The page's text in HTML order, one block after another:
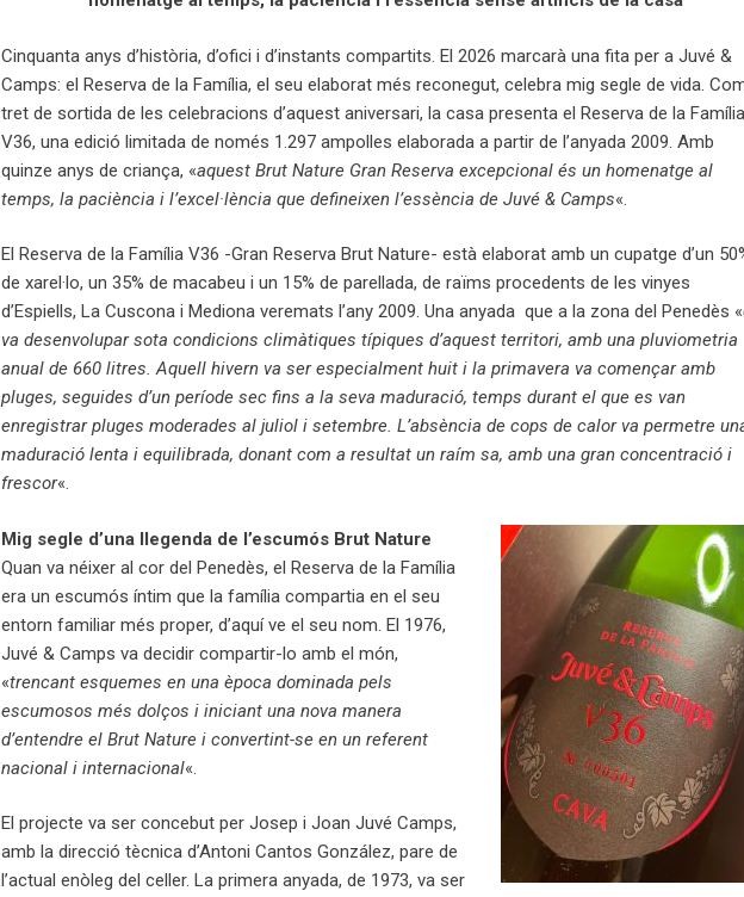
Cinquanta anys d’història, d’ofici i d’instants compartits. El 2026 marcarà una fita per a Juvé &
Camps: el Reserva de la Família, el seu elaborat més reconegut, celebra mig segle de vida.
tret de sortida de les celebracions d’aquest aniversari, la casa presenta el Reserva de la Família
V36, una edició limitada de només 1.297 ampolles elaborada a partir de l’anyada 2009. Amb
quinze anys de criança, «aquest Brut Nature Gran Reserva excepcional és un homenatge al
temps, la paciència i l’excel·lència que defineixen l’essència de Juvé & Camps«.
El Reserva de la Família V36 -Gran Reserva Brut Nature- està elaborat amb un cupatge d’un
de xarel·lo, un 35% de macabeu i un 15% de parellada, de raïms procedents de les vinyes
d’Espiells, La Cuscona i Mediona veremats l’any 2009. Una anyada que a la zona del Penedès «
va desenvolupar sota condicions climàtiques típiques d’aquest territori, amb una pluviometria
anual de 660 litres. Aquell hivern va ser especialment huit i la primavera va començar amb
pluges, seguides d’un període sec fins a la seva maduració, temps durant el que es van
enregistrar pluges moderades al juliol i setembre. L’absència de cops de calor va permetre
maduració lenta i equilibrada, donant com a resultat un raím sa, amb una gran concentració i
frescor«.
Mig segle d’una llegenda de l’escumós Brut Nature
Quan va néixer al cor del Penedès, el Reserva de la Família
era un escumós íntim que la família compartia en el seu
entorn familiar més proper, d’aquí ve el seu nom. El 1976,
Juvé & Camps va decidir compartir-lo amb el món,
«trencant esquemes en una època dominada pels
escumosos més dolços i iniciant una nova manera
d’entendre el Brut Nature i convertint-se en un referent
nacional i internacional«.
El projecte va ser concebut per Josep i Joan Juvé Camps,
amb la direcció tècnica d’Antoni Cantos González, pare de
l’actual enòleg del celler. La primera anyada, de 1973, va ser